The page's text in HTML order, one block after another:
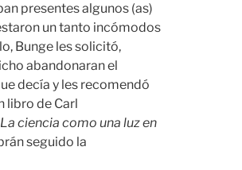
presentes algunos (as)
un tanto incómodos
Bunge les solicitó,
abandonaran el
decía y les recomendó
libro de Carl
ciencia como una luz en
seguido la